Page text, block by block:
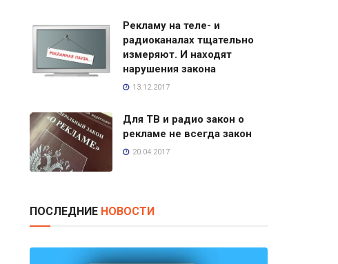
Рекламу на теле- и
радиоканалах тщательно
измеряют. И находят
нарушения закона
13.12.2017
Для ТВ и радио закон о
рекламе не всегда закон
20.04.2017
ПОСЛЕДНИЕ НОВОСТИ